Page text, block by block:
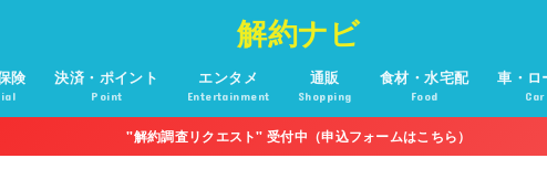
解約ナビ
険 決済・ポイント
Point
エンタメ
Entertainment
通販
Shopping
食材・水宅配
Food
車・ロ
Car
"解約調査リクエスト" 受付中（申込フォームはこちら）